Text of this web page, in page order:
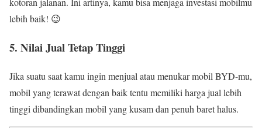
lebih baik! 😉
5. Nilai Jual Tetap Tinggi
Jika suatu saat kamu ingin menjual atau menukar mobil BYD-mu,
mobil yang terawat dengan baik tentu memiliki harga jual lebih
tinggi dibandingkan mobil yang kusam dan penuh baret halus.